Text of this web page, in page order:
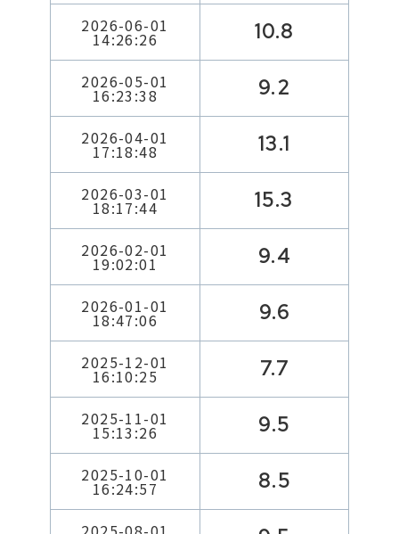
2026-06-01
14:26:26 10.8
2026-05-01
16:23:38 9.2
2026-04-01
17:18:48 13.1
2026-03-01
18:17:44 15.3
2026-02-01
19:02:01 9.4
2026-01-01
18:47:06 9.6
2025-12-01
16:10:25 7.7
2025-11-01
15:13:26 9.5
2025-10-01
16:24:57 8.5